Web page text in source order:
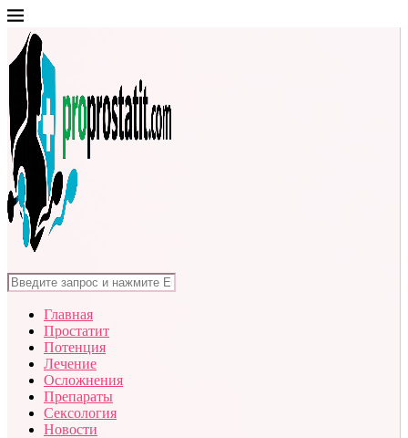
Главная
Простатит
Потенция
Лечение
Осложнения
Препараты
Сексология
Новости